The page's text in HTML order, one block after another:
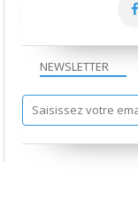
NEWSLETTER